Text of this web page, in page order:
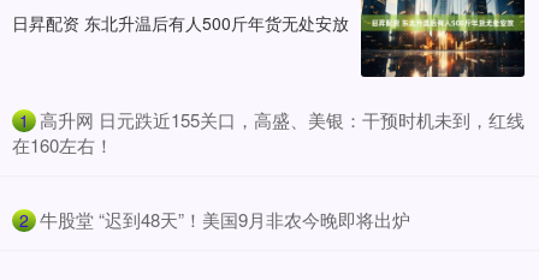
日昇配资 东北升温后有人500斤年货无处安放
1 ​高升网 日元跌近155关口，高盛、美银：干预时机未到，红线
在160左右！
2 ​牛股堂 “迟到48天”！美国9月非农今晚即将出炉